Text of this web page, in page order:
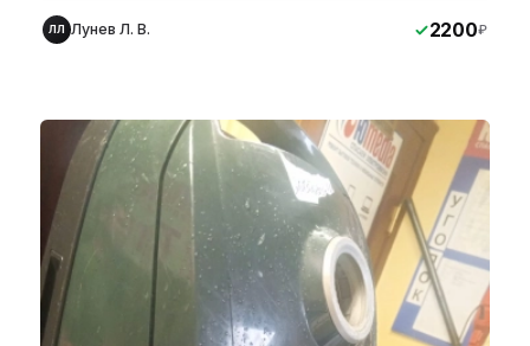
ЛЛ Лунев Л. В. 2200₽